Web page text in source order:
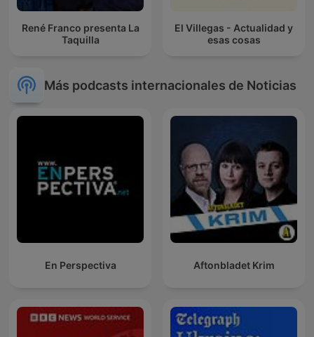
René Franco presenta La
Taquilla
El Villegas - Actualidad y
esas cosas
Más podcasts internacionales de Noticias
En Perspectiva Aftonbladet Krim